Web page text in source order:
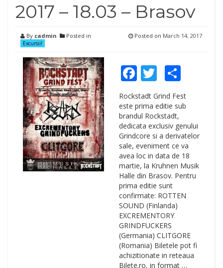
2017 – 18.03 – Brasov
By cadmin Posted in
Excursii!
Posted on March 14, 2017
Facebook
TwitterShare
Rockstadt Grind Fest
este prima editie sub
brandul Rockstadt,
dedicata exclusiv genului
Grindcore si a derivatelor
sale, eveniment ce va
avea loc in data de 18
martie, la Kruhnen Musik
Halle din Brasov. Pentru
prima editie sunt
confirmate: ROTTEN
SOUND (Finlanda)
EXCREMENTORY
GRINDFUCKERS
(Germania) CLITGORE
(Romania) Biletele pot fi
achizitionate in reteaua
Bilete.ro, in format …